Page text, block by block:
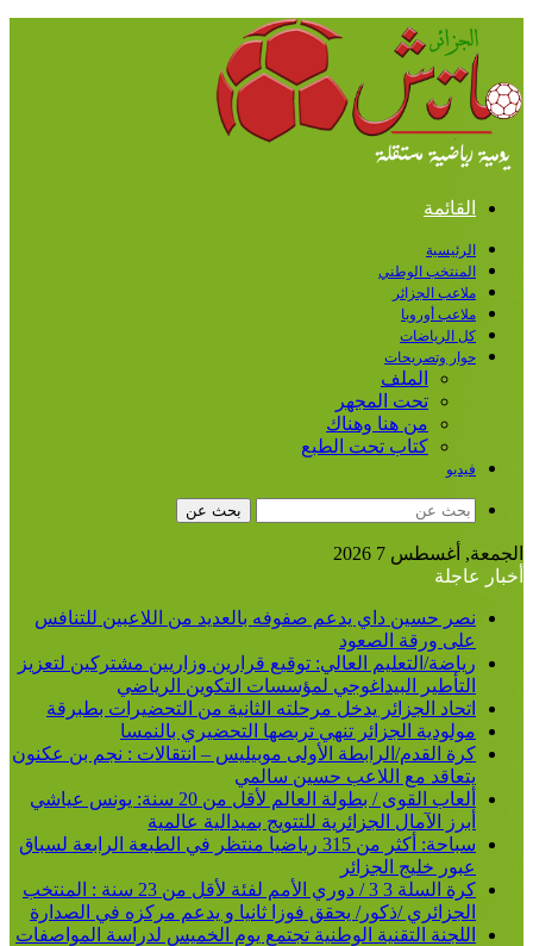
القائمة
الرئيسية
المنتخب الوطني
ملاعب الجزائر
ملاعب أوروبا
كل الرياضات
حوار وتصريحات
الملف
تحت المجهر
من هنا وهناك
كتاب تحت الطبع
فيديو
بحث عن
الجمعة, أغسطس 7 2026
أخبار عاجلة
نصر حسين داي يدعم صفوفه بالعديد من اللاعبين للتنافس
على ورقة الصعود
رياضة/التعليم العالي: توقيع قرارين وزاريين مشتركين لتعزيز
التأطير البيداغوجي لمؤسسات التكوين الرياضي
اتحاد الجزائر يدخل مرحلته الثانية من التحضيرات بطبرقة
مولودية الجزائر تنهي تربصها التحضيري بالنمسا
كرة القدم/الرابطة الأولى موبيليس – انتقالات : نجم بن عكنون
يتعاقد مع اللاعب حسين سالمي
ألعاب القوى / بطولة العالم لأقل من 20 سنة: يونس عياشي
أبرز الآمال الجزائرية للتتويج بميدالية عالمية
سباحة: أكثر من 315 رياضيا منتظر في الطبعة الرابعة لسباق
عبور خليج الجزائر
كرة السلة 3 3 / دوري الأمم لفئة لأقل من 23 سنة : المنتخب
الجزائري /ذكور/ يحقق فوزا ثانيا و يدعم مركزه في الصدارة
اللجنة التقنية الوطنية تجتمع يوم الخميس لدراسة المواصفات